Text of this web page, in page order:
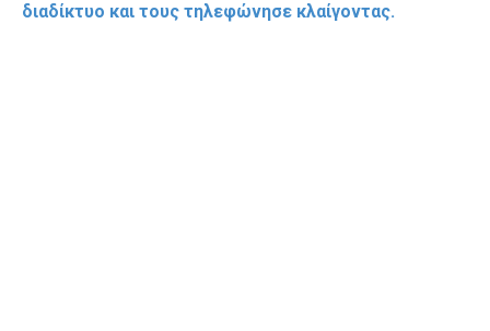
διαδίκτυο και τους τηλεφώνησε κλαίγοντας.